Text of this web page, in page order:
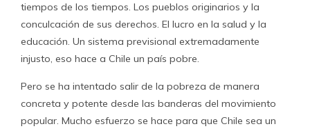
tiempos de los tiempos. Los pueblos originarios y la
conculcación de sus derechos. El lucro en la salud y la
educación. Un sistema previsional extremadamente
injusto, eso hace a Chile un país pobre.
Pero se ha intentado salir de la pobreza de manera
concreta y potente desde las banderas del movimiento
popular. Mucho esfuerzo se hace para que Chile sea un